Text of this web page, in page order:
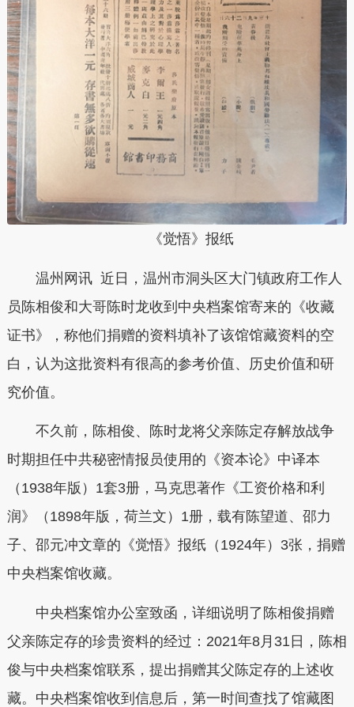
《觉悟》报纸
温州网讯 近日，温州市洞头区大门镇政府工作人
员陈相俊和大哥陈时龙收到中央档案馆寄来的《收藏
证书》，称他们捐赠的资料填补了该馆馆藏资料的空
白，认为这批资料有很高的参考价值、历史价值和研
究价值。
不久前，陈相俊、陈时龙将父亲陈定存解放战争
时期担任中共秘密情报员使用的《资本论》中译本
（1938年版）1套3册，马克思著作《工资价格和利
润》（1898年版，荷兰文）1册，载有陈望道、邵力
子、邵元冲文章的《觉悟》报纸（1924年）3张，捐赠
中央档案馆收藏。
中央档案馆办公室致函，详细说明了陈相俊捐赠
父亲陈定存的珍贵资料的经过：2021年8月31日，陈相
俊与中央档案馆联系，提出捐赠其父陈定存的上述收
藏。中央档案馆收到信息后，第一时间查找了馆藏图